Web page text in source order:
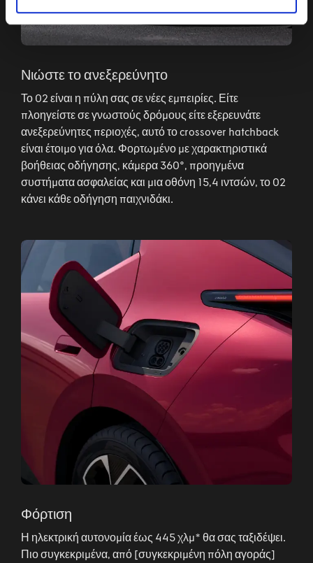
Νιώστε το ανεξερεύνητο
Το 02 είναι η πύλη σας σε νέες εμπειρίες. Είτε
πλοηγείστε σε γνωστούς δρόμους είτε εξερευνάτε
ανεξερεύνητες περιοχές, αυτό το crossover hatchback
είναι έτοιμο για όλα. Φορτωμένο με χαρακτηριστικά
βοήθειας οδήγησης, κάμερα 360°, προηγμένα
συστήματα ασφαλείας και μια οθόνη 15,4 ιντσών, το 02
κάνει κάθε οδήγηση παιχνιδάκι.
Φόρτιση
Η ηλεκτρική αυτονομία έως 445 χλμ* θα σας ταξιδέψει.
Πιο συγκεκριμένα, από [συγκεκριμένη πόλη αγοράς]